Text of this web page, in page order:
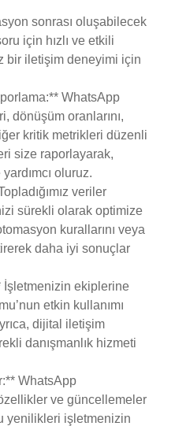
sonrası oluşabilecek
için hızlı ve etkili
bir iletişim deneyimi için
WhatsApp
dönüşüm oranlarını,
kritik metrikleri düzenli
size raporlayarak,
oluruz.
veriler
sürekli olarak optimize
kurallarını veya
daha iyi sonuçlar
İşletmenizin ekiplerine
etkin kullanımı
dijital iletişim
danışmanlık hizmeti
WhatsApp
ve güncellemeler
yenilikleri işletmenizin